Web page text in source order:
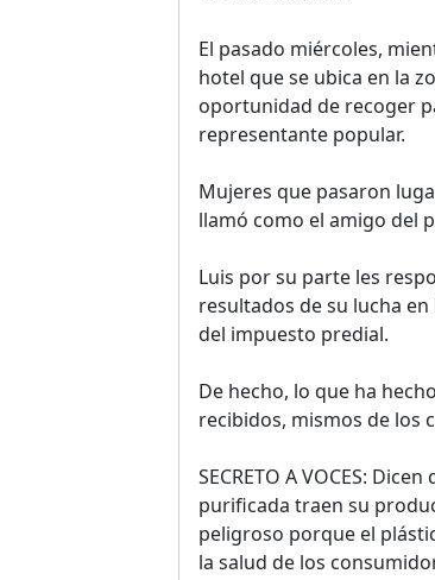
El pasado miércoles,
hotel que se ubica en la
oportunidad de recoger
representante popular.
Mujeres que pasaron
llamó como el amigo del
Luis por su parte les
resultados de su lucha
del impuesto predial.
De hecho, lo que ha
recibidos, mismos de los
SECRETO A VOCES:
purificada traen su
peligroso porque el
la salud de los